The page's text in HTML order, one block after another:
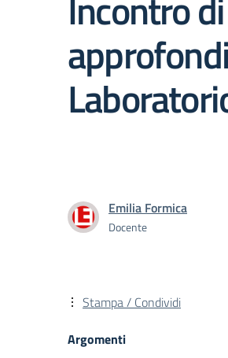
Emilia Formica
Docente
Stampa / Condividi
Argomenti